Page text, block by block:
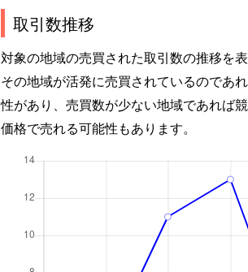
取引数推移
対象の地域の売買された取引数の推移を表
その地域が活発に売買されているのであ
性があり、売買数が少ない地域であれば
価格で売れる可能性もあります。